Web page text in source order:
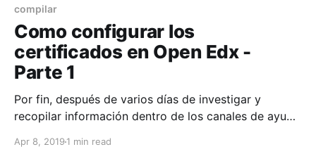
compilar
Como configurar los
certificados en Open Edx -
Parte 1
Por fin, después de varios días de investigar y
recopilar información dentro de los canales de ayuda
forma de realizar la configuración de los certificados
Apr 8, 2019 1 min read